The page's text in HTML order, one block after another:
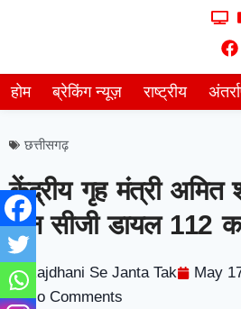
होम ब्रेकिंग न्यूज़ राष्ट्रीय
छत्तीसगढ़
केंद्रीय गृह मंत्री अमित
जेन सीजी डायल 112
Rajdhani Se Janta Tak May
No Comments